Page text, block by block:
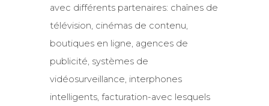
avec différents partenaires: chaînes de
télévision, cinémas de contenu,
boutiques en ligne, agences de
publicité, systèmes de
vidéosurveillance, interphones
intelligents, facturation-avec lesquels